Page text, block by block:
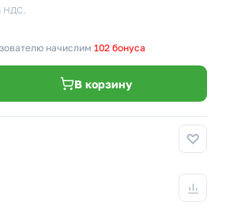
НДС.
начислим 102 бонуса
В корзину